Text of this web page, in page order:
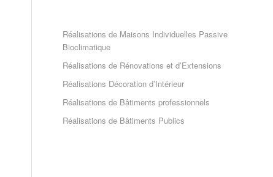
Réalisations de Maisons Individuelles Passive
Bioclimatique
Réalisations de Rénovations et d’Extensions
Réalisations Décoration d’Intérieur
Réalisations de Bâtiments professionnels
Réalisations de Bâtiments Publics